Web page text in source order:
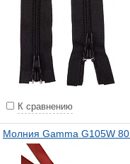
К сравнению
Молния Gamma G105W